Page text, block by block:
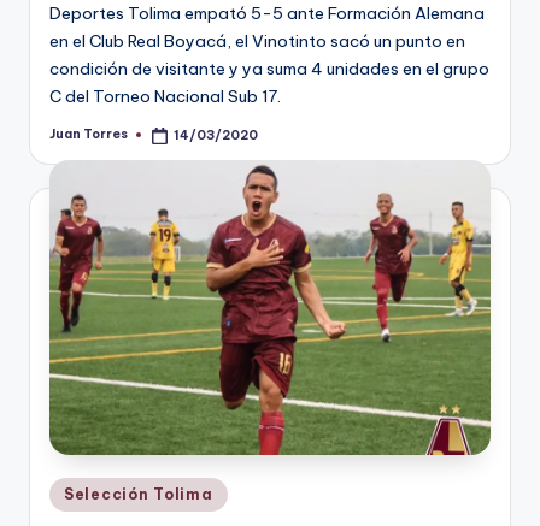
Deportes Tolima empató 5-5 ante Formación Alemana
en el Club Real Boyacá, el Vinotinto sacó un punto en
condición de visitante y ya suma 4 unidades en el grupo
C del Torneo Nacional Sub 17.
Publicado
Juan Torres 14/03/2020
Publicado
en
Selección Tolima